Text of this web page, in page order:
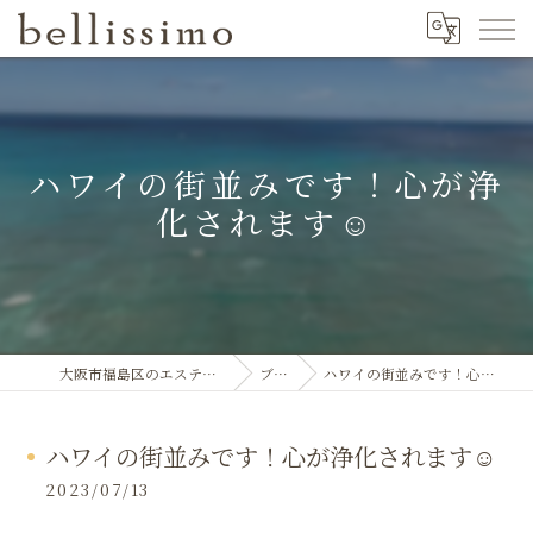
ハワイの街並みです！心が浄
化されます☺️
大阪市福島区のエステならbellissimo ブログ ハワイの街並みです！心が浄化されます☺️
ハワイの街並みです！心が浄化されます☺️
2023/07/13